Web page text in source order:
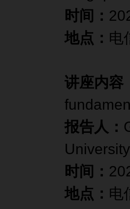
时间：
地点： 电
讲座内容
报告人：
时间：
地点： 电